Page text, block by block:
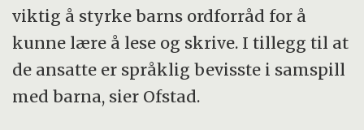
viktig å styrke barns ordforråd for å
kunne lære å lese og skrive. I tillegg til at
de ansatte er språklig bevisste i samspill
med barna, sier Ofstad.